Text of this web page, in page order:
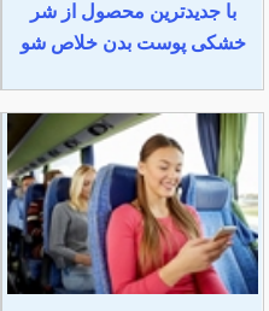
با جدیدترین محصول از شر
خشکی پوست بدن خلاص شو